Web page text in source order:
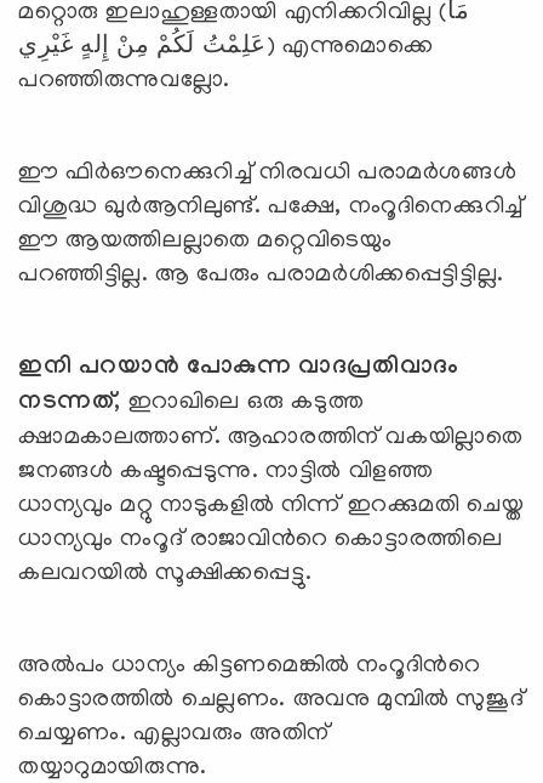
മറ്റൊരു ഇലാഹുള്ളതായി എനിക്കറിവില്ല (مَا
عَلِمْتُ لَكُمْ مِنْ إِلهٍ غَيْرِي) എന്നുമൊക്കെ
പറഞ്ഞിരുന്നുവല്ലോ.
ഈ ഫിര്‍ഔനെക്കുറിച്ച് നിരവധി പരാമര്‍ശങ്ങള്‍
വിശുദ്ധ ഖുര്‍ആനിലുണ്ട്. പക്ഷേ, നംറൂദിനെക്കുറിച്ച്
ഈ ആയത്തിലല്ലാതെ മറ്റെവിടെയും
പറഞ്ഞിട്ടില്ല. ആ പേരും പരാമര്‍ശിക്കപ്പെട്ടിട്ടില്ല.
ഇനി പറയാന്‍ പോകുന്ന വാദപ്രതിവാദം
നടന്നത്, ഇറാഖിലെ ഒരു കടുത്ത
ക്ഷാമകാലത്താണ്. ആഹാരത്തിന് വകയില്ലാതെ
ജനങ്ങൾ കഷ്ടപ്പെടുന്നു. നാട്ടിൽ വിളഞ്ഞ
ധാന്യവും മറ്റു നാടുകളിൽ നിന്ന് ഇറക്കുമതി ചെയ്ത
ധാന്യവും നംറൂദ് രാജാവിന്‍റെ കൊട്ടാരത്തിലെ
കലവറയിൽ സൂക്ഷിക്കപ്പെട്ടു.
അൽപം ധാന്യം കിട്ടണമെങ്കിൽ നംറൂദിന്‍റെ
കൊട്ടാരത്തിൽ ചെല്ലണം. അവനു മുമ്പിൽ സുജൂദ്
ചെയ്യണം. എല്ലാവരും അതിന്
തയ്യാറുമായിരുന്നു.